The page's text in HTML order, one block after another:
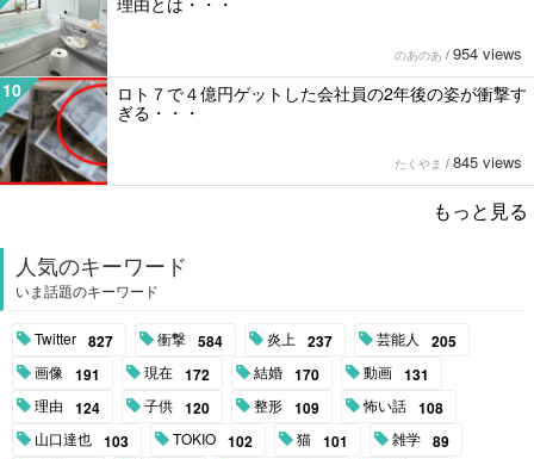
のあのあ / 954 views
10
ロト７で４億円ゲットした会社員の2年後の姿が衝撃す
ぎる・・・
たくやま / 845 views
もっと見る
人気のキーワード
いま話題のキーワード
Twitter 827 衝撃 584 炎上 237 芸能人 205
画像 191 現在 172 結婚 170 動画 131
理由 124 子供 120 整形 109 怖い話 108
山口達也 103 TOKIO 102 猫 101 雑学 89